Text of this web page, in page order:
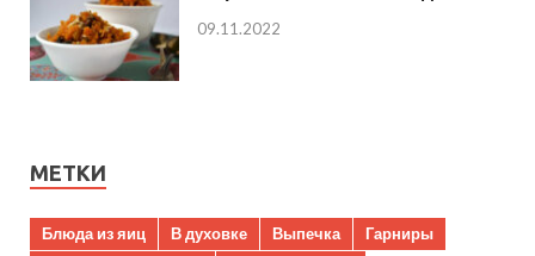
09.11.2022
МЕТКИ
Блюда из яиц В духовке Выпечка
Гарниры